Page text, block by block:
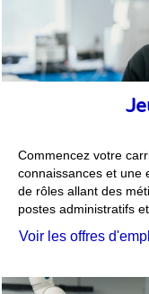
Commencez votre
connaissances et une
de rôles allant des
postes administratifs
Voir les offres